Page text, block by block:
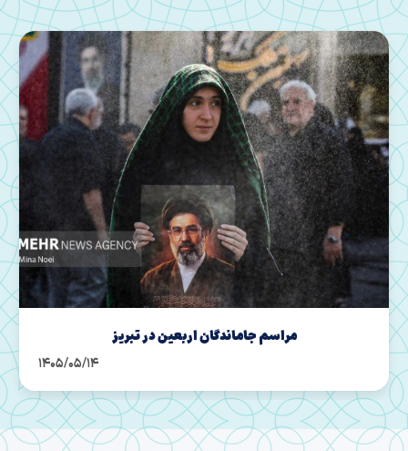
دل‌های جامانده از اربعین حسینی در سراسر کشور
1405/05/14